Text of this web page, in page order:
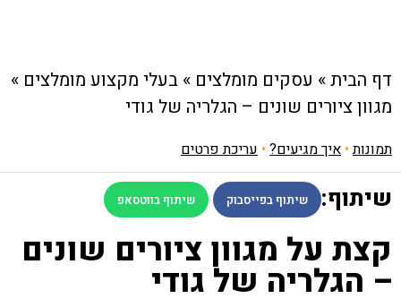
דף הבית» עסקים מומלצים » בעלי מקצוע מומלצים »
מגוון ציורים שונים – הגלריה של גודי
תמונות• איך מגיעים? • עריכת פרטים
שיתוף: שיתוף בפייסבוק שיתוף בווטסאפ
קצת על מגוון ציורים שונים
– הגלריה של גודי